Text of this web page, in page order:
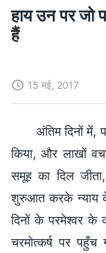
हाय उन पर जो
हैं
15 मई, 2017
अंतिम दिनों में,
किया, और लाखों
समूह का दिल
शुरुआत करके न्याय
दिनों के परमेश्वर के
चरमोत्कर्ष पर